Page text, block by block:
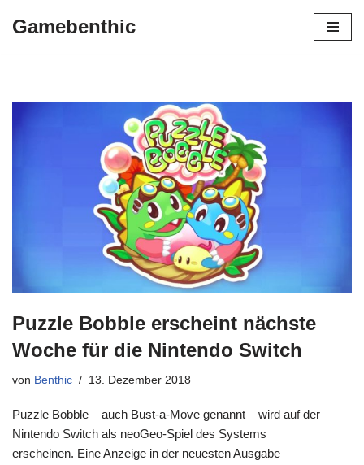
Gamebenthic
Puzzle Bobble erscheint nächste
Woche für die Nintendo Switch
von Benthic 13. Dezember 2018
Puzzle Bobble – auch Bust-a-Move genannt – wird auf der
Nintendo Switch als neoGeo-Spiel des Systems
erscheinen. Eine Anzeige in der neuesten Ausgabe